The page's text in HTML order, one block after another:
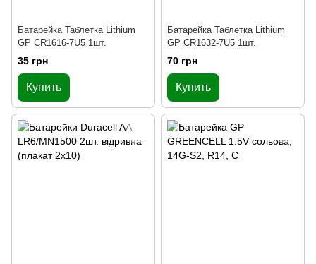
Батарейка Таблетка Lithium
GP CR1616-7U5 1шт.
35 грн
Купить
Батарейка Таблетка Lithium
GP CR1632-7U5 1шт.
70 грн
Купить